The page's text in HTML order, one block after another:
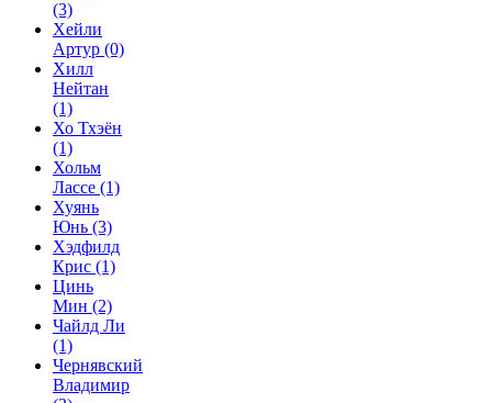
(3)
Хейли
Артур (0)
Хилл
Нейтан
(1)
Хо Тхэён
(1)
Хольм
Лассе (1)
Хуянь
Юнь (3)
Хэдфилд
Крис (1)
Цинь
Мин (2)
Чайлд Ли
(1)
Чернявский
Владимир